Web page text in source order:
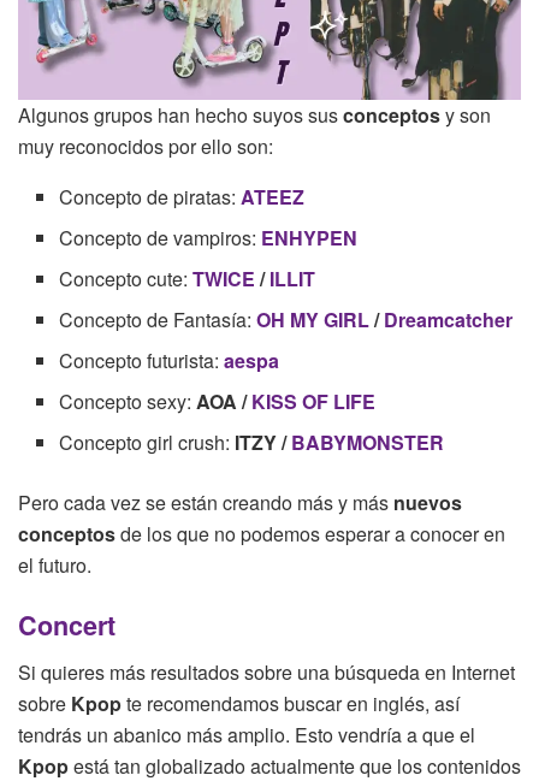
Algunos grupos han hecho suyos susconceptosy son
muy reconocidos por ello son:
Concepto de piratas: ATEEZ
Concepto de vampiros: ENHYPEN
Concepto cute:TWICE /ILLIT
Concepto de Fantasía:OH MY GIRL/Dreamcatcher
Concepto futurista: aespa
Concepto sexy: AOA /KISS OF LIFE
Concepto girl crush: ITZY /BABYMONSTER
Pero cada vez se están creando más y más nuevos
conceptosde los que no podemos esperar a conocer en
el futuro.
Concert
Si quieres más resultados sobre una búsqueda en Internet
sobre Kpopte recomendamos buscar en inglés, así
tendrás un abanico más amplio. Esto vendría a que el
Kpopestá tan globalizado actualmente que los contenidos